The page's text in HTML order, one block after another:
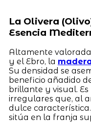
La Olivera
Esencia
Altamente
y el Ebro, la
Su densidad se
beneficio añadido
brillante y visual.
irregulares que, al
dulce
sitúa en la franja